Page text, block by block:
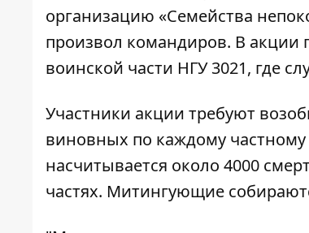
организацию «Семейства
произвол командиров. В акции
воинской части НГУ 3021, где
Участники акции требуют
виновных по каждому
насчитывается около 4000
частях. Митингующие